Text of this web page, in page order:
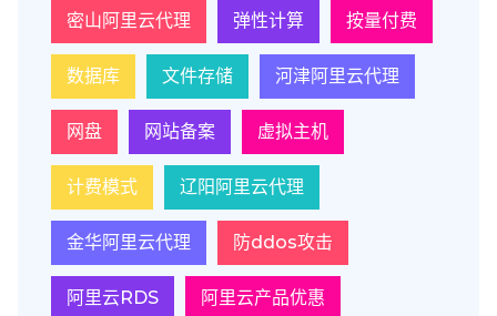
密山阿里云代理 弹性计算 按量付费
数据库 文件存储 河津阿里云代理
网盘 网站备案 虚拟主机
计费模式 辽阳阿里云代理
金华阿里云代理 防ddos攻击
阿里云RDS 阿里云产品优惠